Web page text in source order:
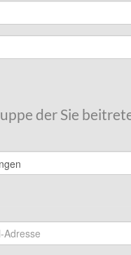
der Sie